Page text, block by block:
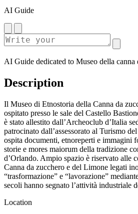
AI Guide
AI Guide dedicated to Museo della canna
Description
Il Museo di Etnostoria della Canna da
ospitato presso le sale del Castello
è stato allestito dall’Archeoclub d’Italia
patrocinato dall’assessorato al Turismo
ospita documenti, etnoreperti e immagini
storie e mores maiorum della tradizione
d’Orlando. Ampio spazio è riservato alle
Canna da zucchero e del Limone legati
“trasformazione” e “lavorazione”
secoli hanno segnato l’attività industriale
Location